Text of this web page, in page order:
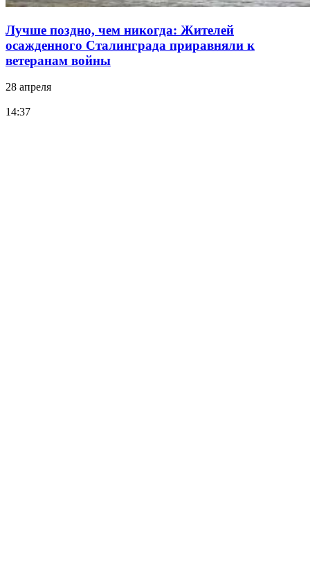
Лучше поздно, чем никогда: Жителей
осажденного Сталинграда приравняли к
ветеранам войны
28 апреля
14:37